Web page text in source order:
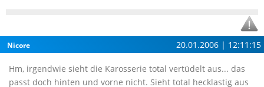
Nicore 20.01.2006 | 12:11:15
Hm, irgendwie sieht die Karosserie total vertüdelt aus... das
passt doch hinten und vorne nicht. Sieht total hecklastig aus